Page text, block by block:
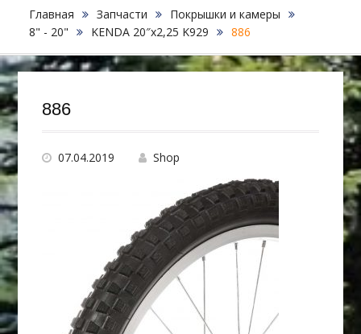
Главная Запчасти
Покрышки и камеры
8" - 20"
KENDA 20″х2,25 K929 886
886
07.04.2019 Shop